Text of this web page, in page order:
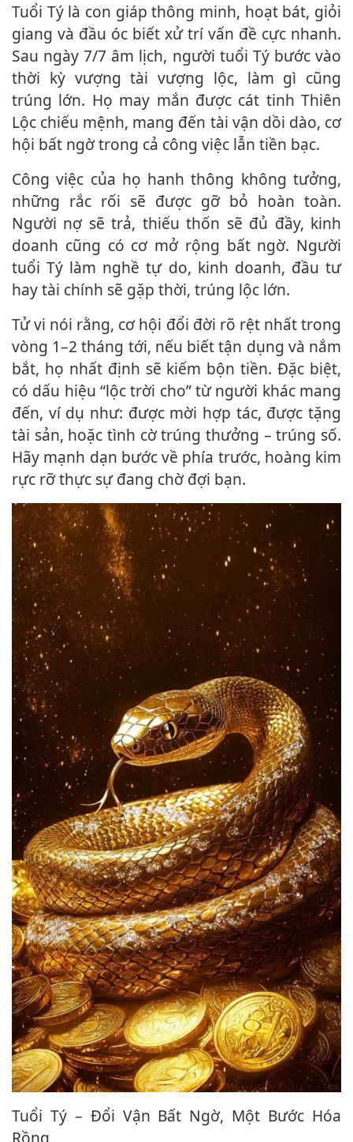
Tuổi Tý là con giáp thông minh, hoạt bát, giỏi
giang và đầu óc biết xử trí vấn đề cực nhanh.
Sau ngày 7/7 âm lịch, người tuổi Tý bước vào
thời kỳ vượng tài vượng lộc, làm gì cũng
trúng lớn. Họ may mắn được cát tinh Thiên
Lộc chiếu mệnh, mang đến tài vận dồi dào, cơ
hội bất ngờ trong cả công việc lẫn tiền bạc.
Công việc của họ hanh thông không tưởng,
những rắc rối sẽ được gỡ bỏ hoàn toàn.
Người nợ sẽ trả, thiếu thốn sẽ đủ đầy, kinh
doanh cũng có cơ mở rộng bất ngờ. Người
tuổi Tý làm nghề tự do, kinh doanh, đầu tư
hay tài chính sẽ gặp thời, trúng lộc lớn.
Tử vi nói rằng, cơ hội đổi đời rõ rệt nhất trong
vòng 1–2 tháng tới, nếu biết tận dụng và nắm
bắt, họ nhất định sẽ kiếm bộn tiền. Đặc biệt,
có dấu hiệu “lộc trời cho” từ người khác mang
đến, ví dụ như: được mời hợp tác, được tặng
tài sản, hoặc tình cờ trúng thưởng – trúng số.
Hãy mạnh dạn bước về phía trước, hoàng kim
rực rỡ thực sự đang chờ đợi bạn.
Tuổi Tý – Đổi Vận Bất Ngờ, Một Bước Hóa